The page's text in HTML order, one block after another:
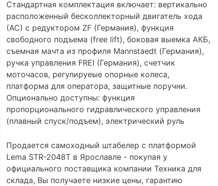
Стандартная комплектация включает: вертикально
расположенный бесколлекторный двигатель хода
(АС) с редуктором ZF (Германия), функция
свободного подъема (free lift), боковая выемка АКБ,
съемная мачта из профиля Mannstaedt (Германия),
ручка управления FREI (Германия), счетчик
моточасов, регулируеые опорные колеса,
платформа для оператора, защитные поручни.
Опционально доступны: функция
пропорционального гидравлического управления
(плавный спуск/подъем), электрический руль
Продается самоходный штабелер с платформой
Lema STR-2048T в Ярославле - покупая у
официального поставщика компании Техника для
склада, Вы получаете низкие цены, гарантию